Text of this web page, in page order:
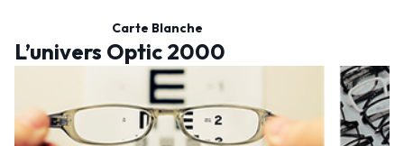
Carte Blanche
L’univers Optic 2000